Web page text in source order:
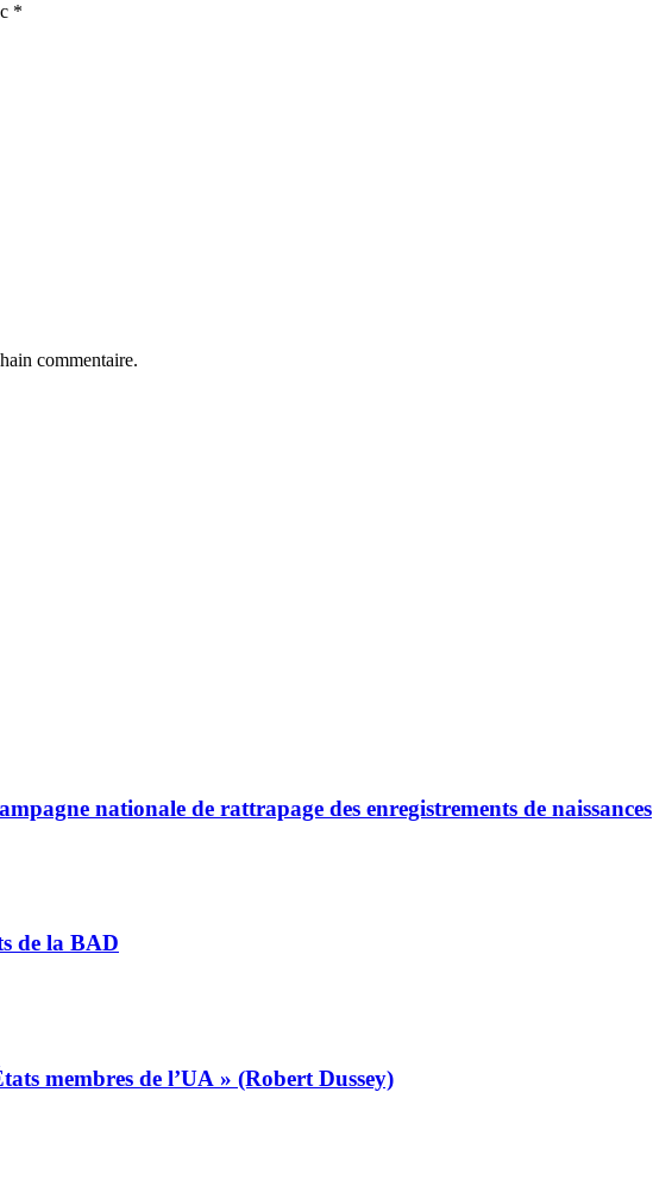
*
commentaire.
nationale de rattrapage des enregistrements de naissances
de la BAD
membres de l’UA » (Robert Dussey)